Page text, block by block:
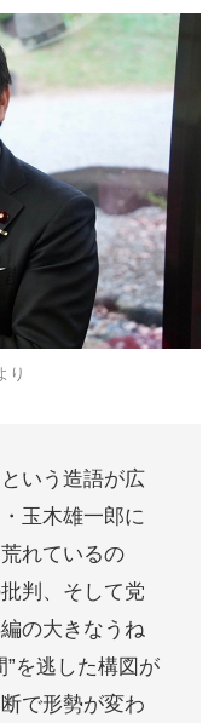
り
いう造語が広
玉木雄一郎に
れているの
判、そして党
の大きなうね
”を逃した構図が
で形勢が変わ